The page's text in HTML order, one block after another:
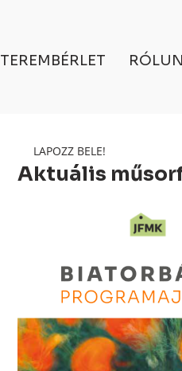
TEREMBÉRLET
LAPOZZ BELE!
Aktuális